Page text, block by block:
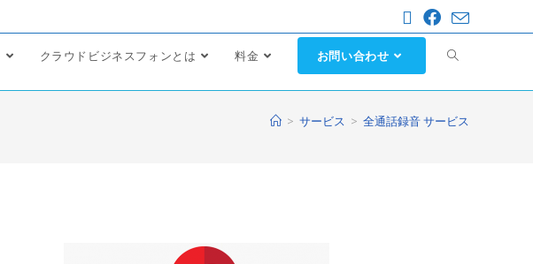
クラウドビジネスフォンとは 料金 お問い合わせ
> サービス > 全通話録音 サービス